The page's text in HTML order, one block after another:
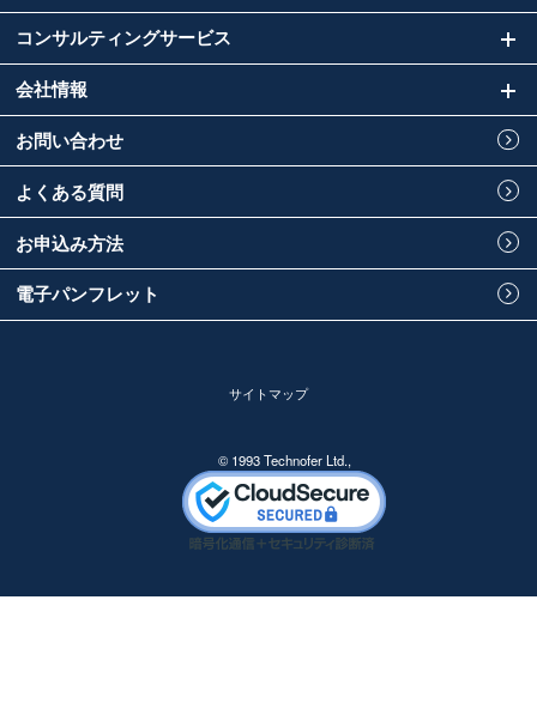
コンサルティングサービス
会社情報
お問い合わせ
よくある質問
お申込み方法
電子パンフレット
サイトマップ
© 1993 Technofer Ltd.,